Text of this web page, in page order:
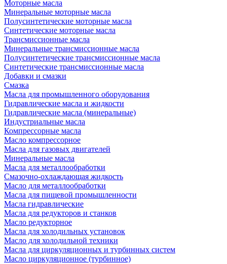
Моторные масла
Минеральные моторные масла
Полусинтетические моторные масла
Синтетические моторные масла
Трансмиссионные масла
Минеральные трансмиссионные масла
Полусинтетические трансмиссионные масла
Синтетические трансмиссионные масла
Добавки и смазки
Смазка
Масла для промышленного оборудования
Гидравлические масла и жидкости
Гидравлические масла (минеральные)
Индустриальные масла
Компрессорные масла
Масло компрессорное
Масла для газовых двигателей
Минеральные масла
Масла для металлообработки
Смазочно-охлаждающая жидкость
Масло для металлообработки
Масла для пищевой промышленности
Масла гидравлические
Масла для редукторов и станков
Масло редукторное
Масла для холодильных установок
Масло для холодильной техники
Масла для циркуляционных и турбинных систем
Масло циркуляционное (турбинное)